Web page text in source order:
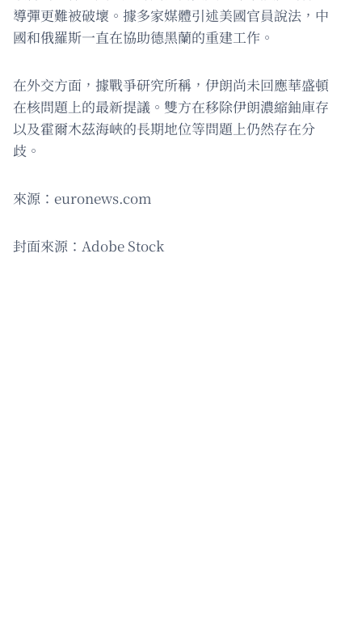
導彈更難被破壞。據多家媒體引述美國官員說法，中
國和俄羅斯一直在協助德黑蘭的重建工作。
在外交方面，據戰爭研究所稱，伊朗尚未回應華盛頓
在核問題上的最新提議。雙方在移除伊朗濃縮鈾庫存
以及霍爾木茲海峽的長期地位等問題上仍然存在分
歧。
來源：euronews.com
封面來源：Adobe Stock